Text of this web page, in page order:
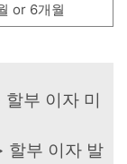
or 6개월
부 이자 미
할부 이자 발